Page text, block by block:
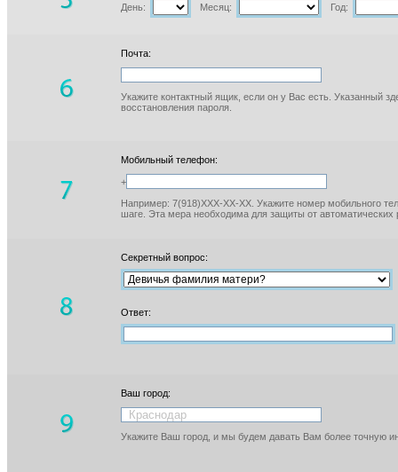
День: Месяц: Год:
Почта:
Укажите контактный ящик, если он у Вас есть. Указанный
восстановления пароля.
Мобильный телефон:
+
Например: 7(918)XXX-XX-XX. Укажите номер мобильного
шаге. Эта мера необходима для защиты от автоматических
Секретный вопрос:
Ответ:
Ваш город:
Укажите Ваш город, и мы будем давать Вам более точную